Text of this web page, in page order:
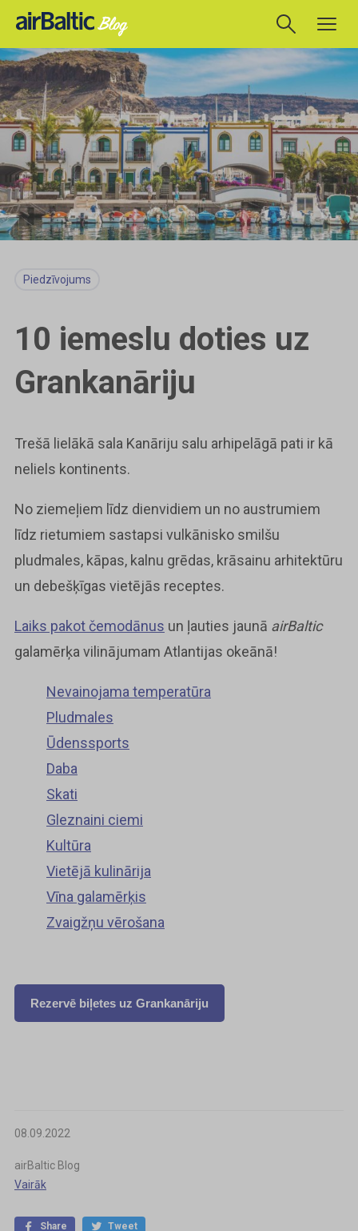
Piedzīvojums
10 iemeslu doties uz
Grankanāriju
Trešā lielākā sala Kanāriju salu arhipelāgā pati ir kā
neliels kontinents.
No ziemeļiem līdz dienvidiem un no austrumiem
līdz rietumiem sastapsi vulkānisko smilšu
pludmales, kāpas, kalnu grēdas, krāsainu arhitektūru
un debešķīgas vietējās receptes.
Laiks pakot čemodānus un ļauties jaunā airBaltic
galamērķa vilinājumam Atlantijas okeānā!
Nevainojama temperatūra
Pludmales
Ūdenssports
Daba
Skati
Gleznaini ciemi
Kultūra
Vietējā kulinārija
Vīna galamērķis
Zvaigžņu vērošana
Rezervē biļetes uz Grankanāriju
08.09.2022
airBaltic Blog
Vairāk
Share Tweet